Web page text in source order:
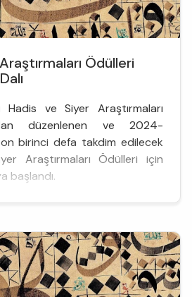
Ödülleri
Hadis ve Siyer Araştırmaları
düzenlenen ve 2024-
birinci defa takdim edilecek
Araştırmaları Ödülleri için
başlandı.
alana katkı
teşvik edilm...